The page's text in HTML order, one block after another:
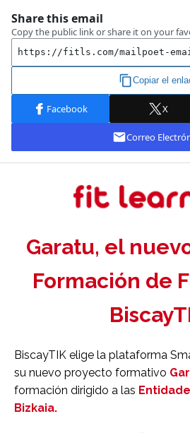
Garatu, el
Formación de
BiscayTIK elige la plataforma
su nuevo proyecto formativo
formación dirigido a las
Bizkaia.